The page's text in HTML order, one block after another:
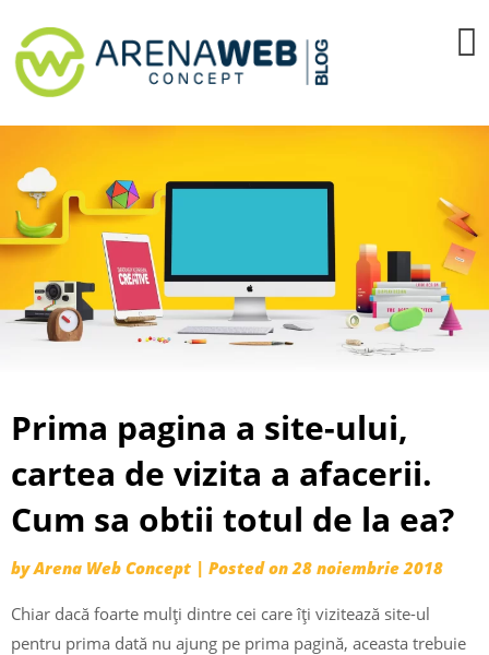
Skip
to
content
Prima pagina a site-ului,
cartea de vizita a afacerii.
Cum sa obtii totul de la ea?
byArena Web Concept | Posted on 28 noiembrie 2018
Chiar dacă foarte mulți dintre cei care îți vizitează site-ul
pentru prima dată nu ajung pe prima pagină, aceasta trebuie